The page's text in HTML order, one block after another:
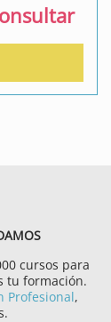
cursos para
tu formación.
Profesional,